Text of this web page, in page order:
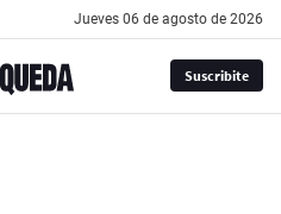
jueves 06 de agosto de 2026
Suscribite